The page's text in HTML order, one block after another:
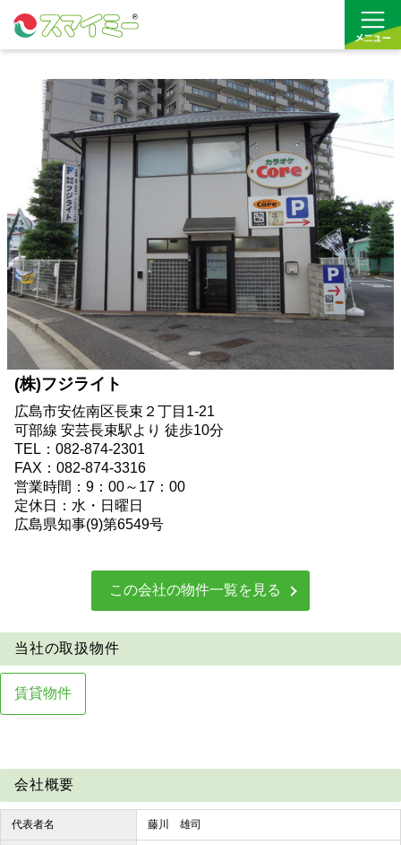
借りる
買う
お気に入り
(株)フジライト
広島市安佐南区長束２丁目1-21
可部線 安芸長束駅より 徒歩10分
TEL：082-874-2301
FAX：082-874-3316
営業時間：9：00～17：00
定休日：水・日曜日
広島県知事(9)第6549号
この会社の物件一覧を見る
当社の取扱物件
賃貸物件
賃貸事業用
会社概要
代表者名 藤川 雄司